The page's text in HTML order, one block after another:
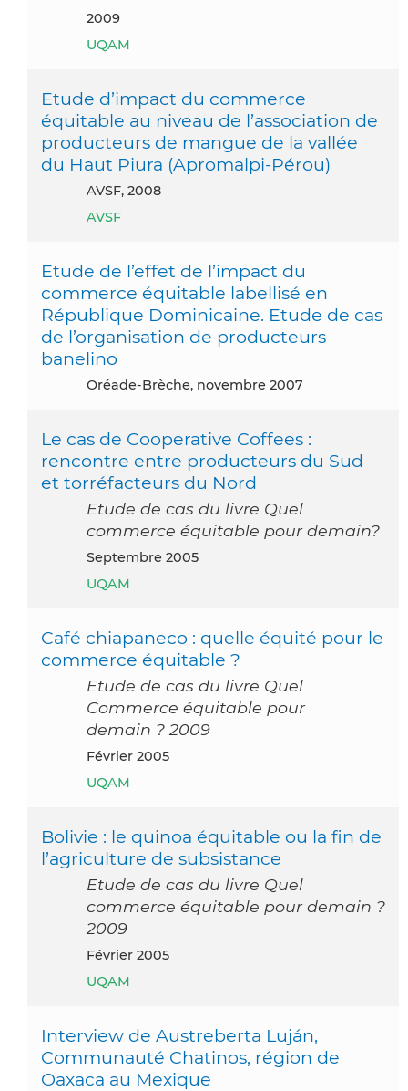
2009
UQAM
Etude d’impact du commerce
équitable au niveau de l’association de
producteurs de mangue de la vallée
du Haut Piura (Apromalpi-Pérou)
AVSF, 2008
AVSF
Etude de l’effet de l’impact du
commerce équitable labellisé en
République Dominicaine. Etude de cas
de l’organisation de producteurs
banelino
Oréade-Brèche, novembre 2007
Le cas de Cooperative Coffees :
rencontre entre producteurs du Sud
et torréfacteurs du Nord
Etude de cas du livre Quel
commerce équitable pour demain?
septembre 2005
UQAM
Café chiapaneco : quelle équité pour le
commerce équitable ?
Etude de cas du livre Quel
Commerce équitable pour
demain ? 2009
février 2005
UQAM
Bolivie : le quinoa équitable ou la fin de
l’agriculture de subsistance
Etude de cas du livre Quel
commerce équitable pour demain ?
2009
février 2005
UQAM
Interview de Austreberta Luján,
Communauté Chatinos, région de
Oaxaca au Mexique